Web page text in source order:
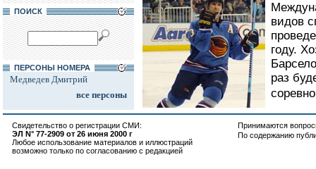
ПОИСК
ПЕРСОНЫ НОМЕРА
Медведев Дмитрий
все персоны
видов
году.
раз
Свидетельство о регистрации СМИ:
ЭЛ N° 77-2909 от 26 июня 2000 г
Любое использование материалов и иллюстраций
возможно только по согласованию с редакцией
Принимаются
По содержанию